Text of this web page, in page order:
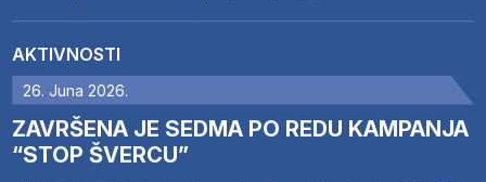
AKTIVNOSTI
26. Juna 2026.
ZAVRŠENA JE SEDMA PO REDU KAMPANJA
“STOP ŠVERCU”